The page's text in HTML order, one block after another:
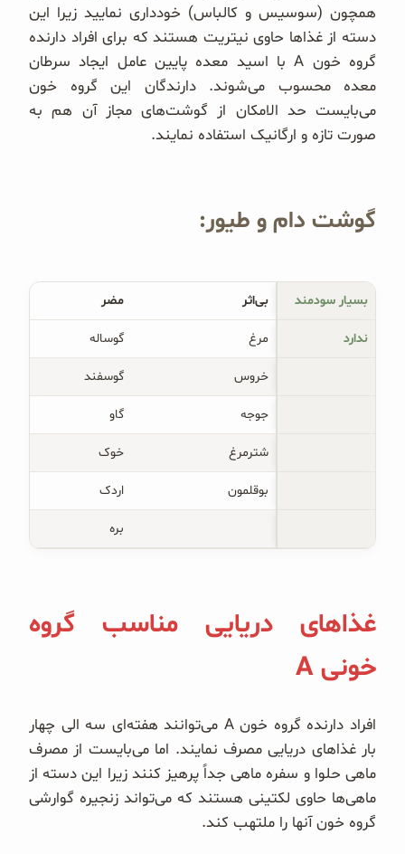
همچون (سوسیس و کالباس) خودداری نمایید زیرا این
دسته از غذاها حاوی نیتریت هستند که برای افراد دارنده
گروه خون A با اسید معده پایین عامل ایجاد سرطان
معده محسوب می‌شوند. دارندگان این گروه خون
می‌بایست حد الامکان از گوشت‌های مجاز آن هم به
صورت تازه و ارگانیک استفاده نمایند.
گوشت دام و طیور:
بسیار سودمند بی‌اثر مضر
ندارد مرغ گوساله
خروس گوسفند
جوجه گاو
شترمرغ خوک
بوقلمون اردک
بره
غذاهای دریایی مناسب گروه
خونی A
افراد دارنده گروه خون A می‌توانند هفته‌ای سه الی چهار
بار غذاهای دریایی مصرف نمایند. اما می‌بایست از مصرف
ماهی حلوا و سفره ماهی جداً پرهیز کنند زیرا این دسته از
ماهی‌ها حاوی لکتینی هستند که می‌تواند زنجیره گوارشی
گروه خون آنها را ملتهب کند.